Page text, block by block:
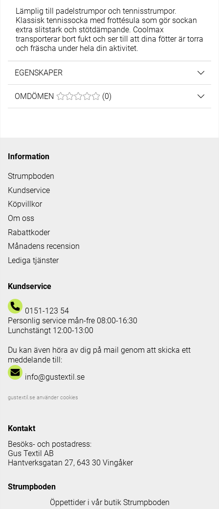
Lämplig till padelstrumpor och tennisstrumpor.
Klassisk tennissocka med frottésula som gör sockan
extra slitstark och stötdämpande. Coolmax
transporterar bort fukt och ser till att dina fötter är torra
och fräscha under hela din aktivitet.
EGENSKAPER
OMDÖMEN MEDELBETYG 0 AV 5 ANTAL BETYG 0
(0)
Information
Strumpboden
Kundservice
Köpvillkor
Om oss
Rabattkoder
Månadens recension
Lediga tjänster
Kundservice
0151-123 54
Personlig service mån-fre 08:00-16:30
Lunchstängt 12:00-13:00
Du kan även höra av dig på mail genom att skicka ett
meddelande till:
info@gustextil.se
gustextil.se använder cookies
Kontakt
Besöks- och postadress:
Gus Textil AB
Hantverksgatan 27, 643 30 Vingåker
Strumpboden
Öppettider i vår butik Strumpboden